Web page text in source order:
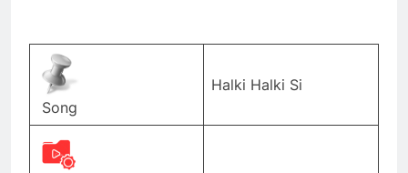
Song
Halki Halki Si